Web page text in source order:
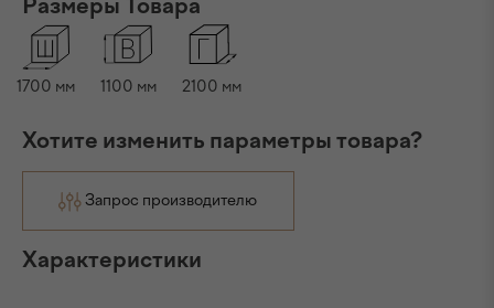
Размеры Товара
1700 мм 1100 мм 2100 мм
Хотите изменить параметры товара?
Запрос производителю
Характеристики